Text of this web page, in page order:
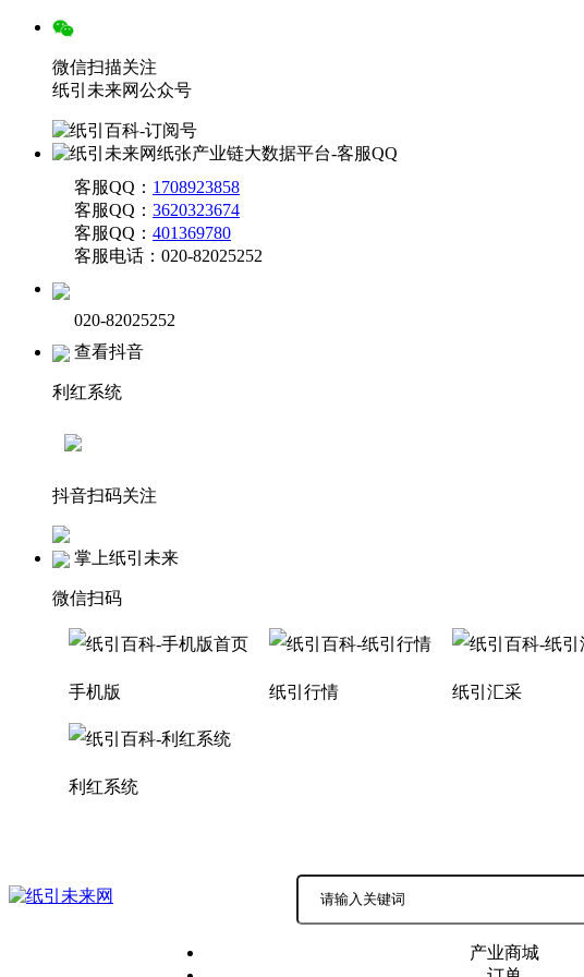
微信扫描关注
纸引未来网公众号
客服QQ： 1708923858
客服QQ： 3620323674
客服QQ： 401369780
客服电话：020-82025252
020-82025252
查看抖音
利红系统
抖音扫码关注
掌上纸引未来
微信扫码
手机版 纸引行情 纸引汇采
利红系统
产业商城